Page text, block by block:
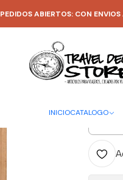
INICIOCATALOGO
PEDIDOS ABIERTOS: CON
PAISES Y CONTINENTES Mapa
|
Cantidad